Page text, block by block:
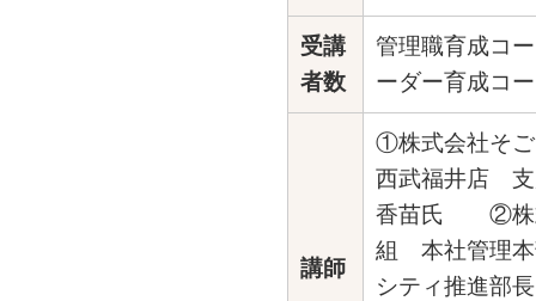
受講
者数
管理職育成コ
ーダー育成コ
講師
①株式会社そ
西武福井店
香苗氏 ②株
組 本社管理本
シティ推進部